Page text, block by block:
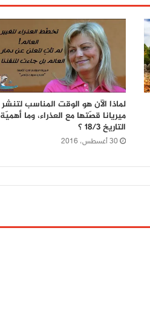
لماذا الآن هو الوقت المناسب لتنشر
ميريانا قصّتها مع العذراء، وما أهميّة
التاريخ 18/3 ؟
30 أغسطس، 2016